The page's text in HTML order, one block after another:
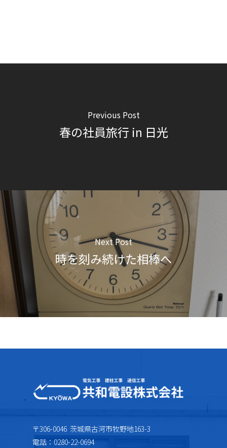
Previous Post
春の社員旅行 in 日光
Next Post
時を刻み続けた相棒へ
〒306-0046 茨城県古河市牧野地163-3
電話：0280-22-0694